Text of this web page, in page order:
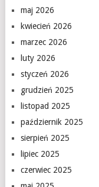
maj 2026
kwiecień 2026
marzec 2026
luty 2026
styczeń 2026
grudzień 2025
listopad 2025
październik 2025
sierpień 2025
lipiec 2025
czerwiec 2025